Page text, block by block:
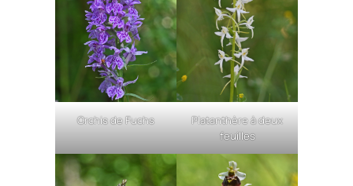
Orchis de Fuchs
Platanthère à deux
feuilles